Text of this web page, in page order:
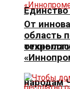
Единство
народам
От
область